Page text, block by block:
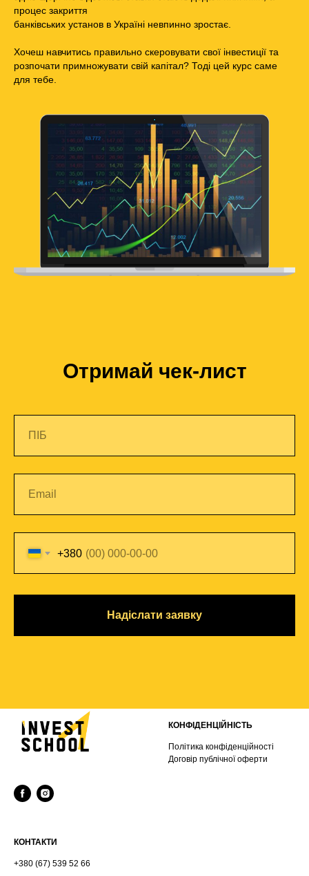
процес закриття
банківських установ в Україні невпинно зростає.
Хочеш навчитись правильно скеровувати свої інвестиції та
розпочати примножувати свій капітал? Тоді цей курс саме
для тебе.
Отримай чек-лист
+380
Надіслати заявку
КОНФІДЕНЦІЙНІСТЬ
Політика конфіденційності
Договір публічної оферти
КОНТАКТИ
+380 (67) 539 52 66